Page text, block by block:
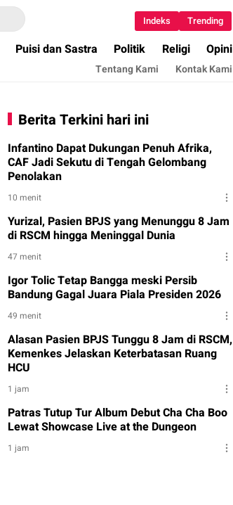
Indeks Trending
Puisi dan Sastra Politik Religi Opini
Tentang Kami Kontak Kami
Berita Terkini hari ini
Infantino Dapat Dukungan Penuh Afrika,
CAF Jadi Sekutu di Tengah Gelombang
Penolakan
10 menit
Yurizal, Pasien BPJS yang Menunggu 8 Jam
di RSCM hingga Meninggal Dunia
47 menit
Igor Tolic Tetap Bangga meski Persib
Bandung Gagal Juara Piala Presiden 2026
49 menit
Alasan Pasien BPJS Tunggu 8 Jam di RSCM,
Kemenkes Jelaskan Keterbatasan Ruang
HCU
1 jam
Patras Tutup Tur Album Debut Cha Cha Boo
Lewat Showcase Live at the Dungeon
1 jam